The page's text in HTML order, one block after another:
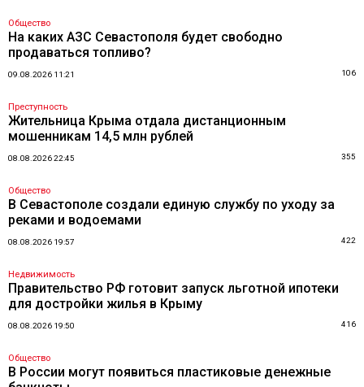
Общество
На каких АЗС Севастополя будет свободно
продаваться топливо?
09.08.2026 11:21 106
Преступность
Жительница Крыма отдала дистанционным
мошенникам 14,5 млн рублей
08.08.2026 22:45 355
Общество
В Севастополе создали единую службу по уходу за
реками и водоемами
08.08.2026 19:57 422
Недвижимость
Правительство РФ готовит запуск льготной ипотеки
для достройки жилья в Крыму
08.08.2026 19:50 416
Общество
В России могут появиться пластиковые денежные